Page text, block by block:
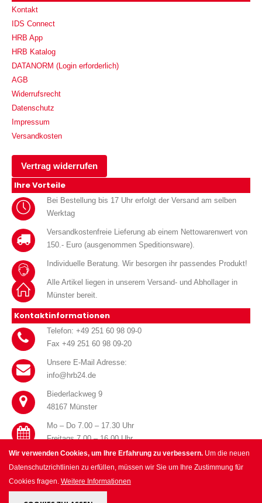
Wir verwenden Cookies, um Ihre Erfahrung zu verbessern. Um die neuen
Datenschutzrichtlinien zu erfüllen, müssen wir Sie um Ihre Zustimmung für
Cookies fragen. Weitere Informationen
Kontakt
IDS Connect
HRB App
HRB Katalog
DATANORM (Login erforderlich)
AGB
Widerrufsrecht
Datenschutz
Impressum
Versandkosten
Vertrag widerrufen
Ihre Vorteile
Bei Bestellung bis 17 Uhr erfolgt der Versand am selben
Werktag
Versandkostenfreie Lieferung ab einem Nettowarenwert von
150.- Euro (ausgenommen Speditionsware).
Individuelle Beratung. Wir besorgen ihr passendes Produkt!
Alle Artikel liegen in unserem Versand- und Abhollager in
Münster bereit.
Kontaktinformationen
Telefon: +49 251 60 98 09-0
Fax +49 251 60 98 09-20
Unsere E-Mail Adresse:
info@hrb24.de
Biederlackweg 9
48167 Münster
Mo – Do 7.00 – 17.30 Uhr
Freitags 7.00 – 16.00 Uhr